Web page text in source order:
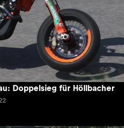
Doppelsieg für Höllbacher